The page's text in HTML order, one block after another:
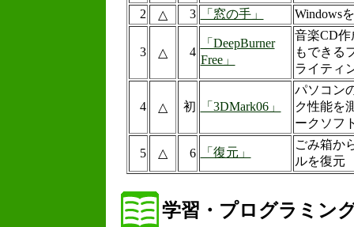
2 △ 3 「窓の手」 Windows
3 △ 4
「DeepBurner
Free」
音楽CD
もできる
ライティ
4 △ 初 「3DMark06」
パソコン
ク性能を
ークソフ
5 △ 6 「復元」
ごみ箱か
ルを復元
学習・プログラミン